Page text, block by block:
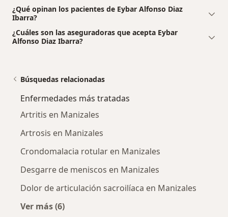
¿Qué opinan los pacientes de Eybar Alfonso Diaz
Ibarra?
¿Cuáles son las aseguradoras que acepta Eybar
Alfonso Diaz Ibarra?
Búsquedas relacionadas
Enfermedades más tratadas
Artritis en Manizales
Artrosis en Manizales
Crondomalacia rotular en Manizales
Desgarre de meniscos en Manizales
Dolor de articulación sacroilíaca en Manizales
Ver más (6)